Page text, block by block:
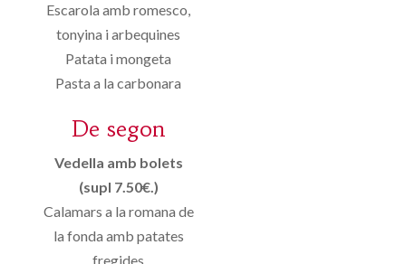
Escarola amb romesco,
tonyina i arbequines
Patata i mongeta
Pasta a la carbonara
De segon
Vedella amb bolets
(supl 7.50€.)
Calamars a la romana de
la fonda amb patates
fregides